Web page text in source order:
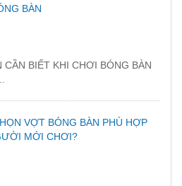
BÀN
CẦN BIẾT KHI CHƠI BÓNG BÀN
VỢT BÓNG BÀN PHÙ HỢP
MỚI CHƠI?